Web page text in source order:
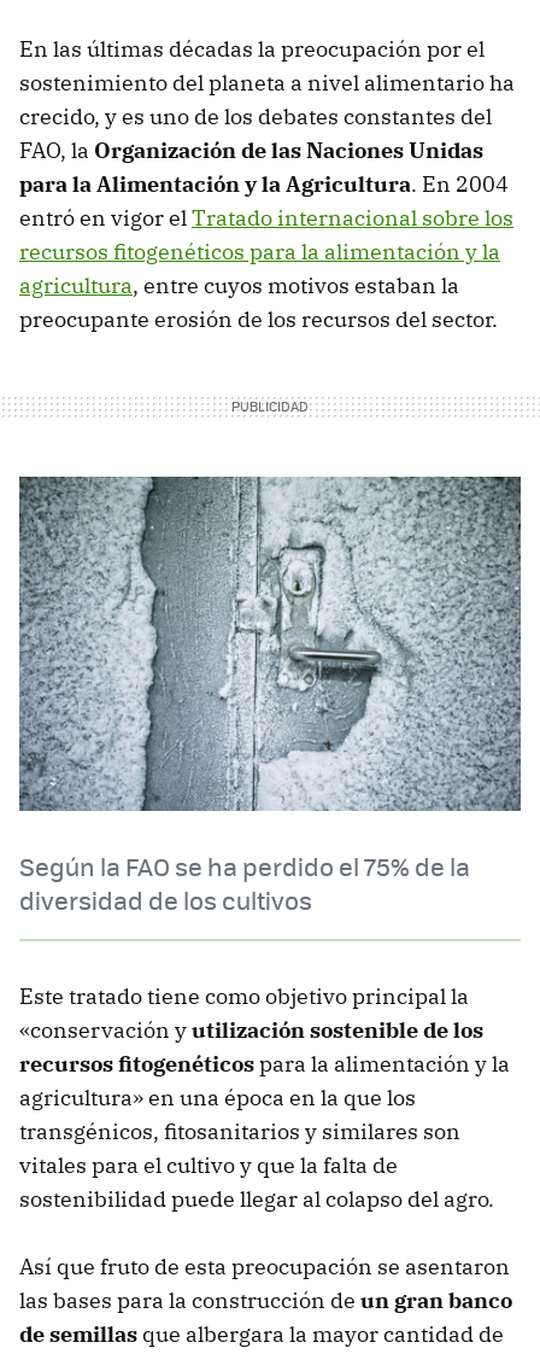
En las últimas décadas la preocupación por el
sostenimiento del planeta a nivel alimentario ha
crecido, y es uno de los debates constantes del
FAO, la Organización de las Naciones Unidas
para la Alimentación y la Agricultura. En 2004
entró en vigor elTratado internacional sobre los
recursos fitogenéticos para la alimentación y la
agricultura, entre cuyos motivos estaban la
preocupante erosión de los recursos del sector.
Según la FAO se ha perdido el 75% de la
diversidad de los cultivos
Este tratado tiene como objetivo principal la
«conservación yutilización sostenible de los
recursos fitogenéticospara la alimentación y la
agricultura» en una época en la que los
transgénicos, fitosanitarios y similares son
vitales para el cultivo y que la falta de
sostenibilidad puede llegar al colapso del agro.
Así que fruto de esta preocupación se asentaron
las bases para la construcción de un gran banco
de semillas que albergara la mayor cantidad de